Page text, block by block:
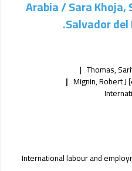
Arabia / Sara
Salvador del
Thomas,
Mignin, Robert J
International labour and